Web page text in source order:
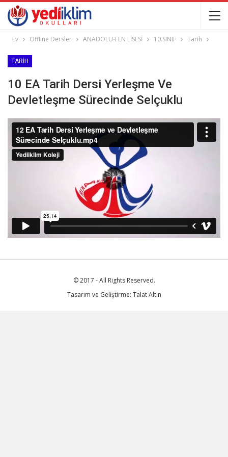
Ev Offline Dersler ANADOLU-FEN LİSESİ 10.SINIF Tarih
TARIH
10 EA Tarih Dersi Yerleşme Ve
Devletleşme Sürecinde Selçuklu
© 2017 - All Rights Reserved.
Tasarım ve Geliştirme: Talat Altın